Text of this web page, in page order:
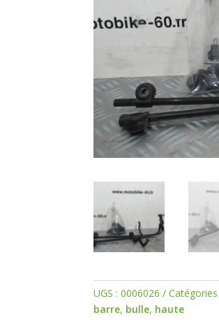
UGS :0006026 Catégories
barre, bulle, haute